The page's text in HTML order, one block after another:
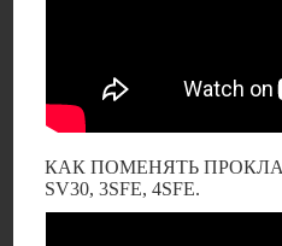
КАК ПОМЕНЯТЬ
SV30, 3SFE, 4SFE.